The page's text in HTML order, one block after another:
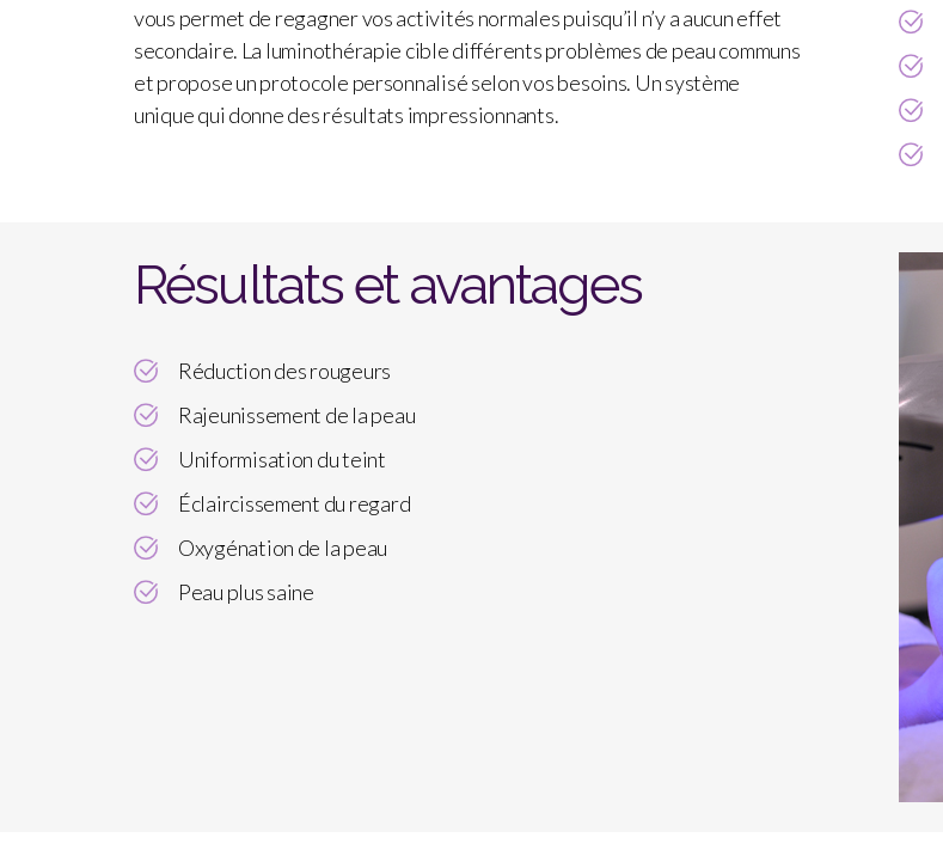
vous permet de regagner vos activités normales puisqu’il n’y a aucun effet
secondaire. La luminothérapie cible différents problèmes de peau communs
et propose un protocole personnalisé selon vos besoins. Un système
unique qui donne des résultats impressionnants.
Résultats et avantages
Réduction des rougeurs
Rajeunissement de la peau
Uniformisation du teint
Éclaircissement du regard
Oxygénation de la peau
Peau plus saine